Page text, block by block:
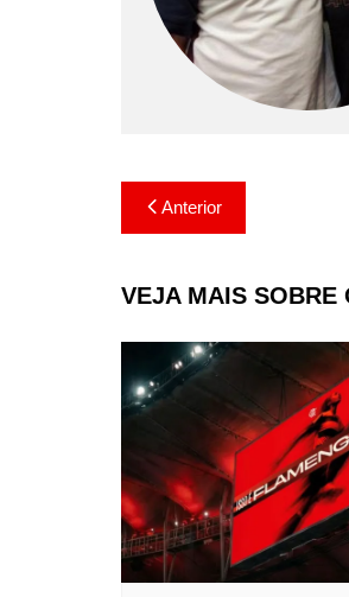
Navegação
de
Post
Anterior
VEJA MAIS SOBRE